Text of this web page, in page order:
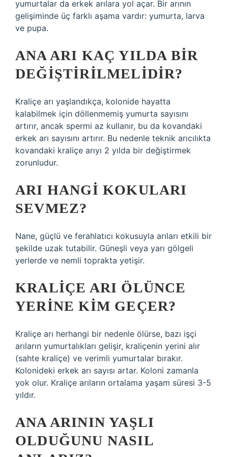
yumurtalar da erkek arılara yol açar. Bir arının
gelişiminde üç farklı aşama vardır: yumurta, larva
ve pupa.
ANA ARI KAÇ YILDA BIR
DEĞIŞTIRILMELIDIR?
Kraliçe arı yaşlandıkça, kolonide hayatta
kalabilmek için döllenmemiş yumurta sayısını
artırır, ancak spermi az kullanır, bu da kovandaki
erkek arı sayısını artırır. Bu nedenle teknik arıcılıkta
kovandaki kraliçe arıyı 2 yılda bir değiştirmek
zorunludur.
ARI HANGI KOKULARI
SEVMEZ?
Nane, güçlü ve ferahlatıcı kokusuyla arıları etkili bir
şekilde uzak tutabilir. Güneşli veya yarı gölgeli
yerlerde ve nemli toprakta yetişir.
KRALIÇE ARI ÖLÜNCE
YERINE KIM GEÇER?
Kraliçe arı herhangi bir nedenle ölürse, bazı işçi
arıların yumurtalıkları gelişir, kraliçenin yerini alır
(sahte kraliçe) ve verimli yumurtalar bırakır.
Kolonideki erkek arı sayısı artar. Koloni zamanla
yok olur. Kraliçe arıların ortalama yaşam süresi 3-5
yıldır.
ANA ARININ YAŞLI
OLDUĞUNU NASIL